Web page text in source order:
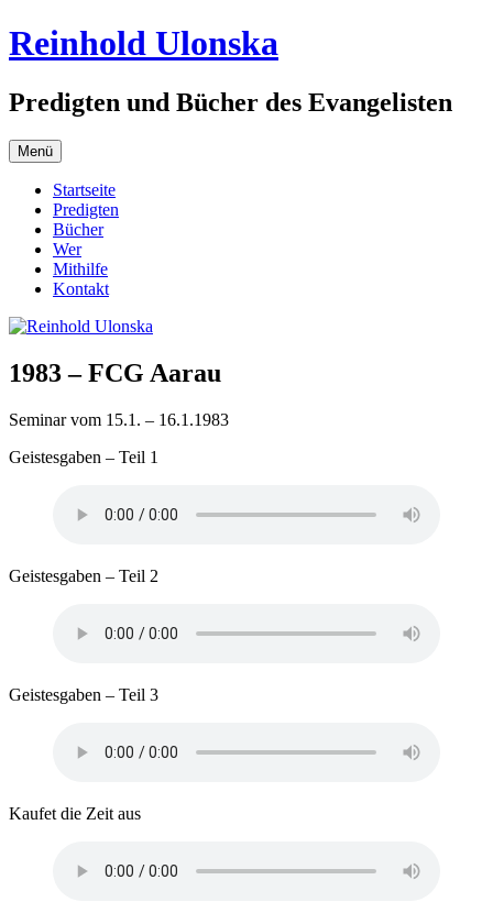
Zum
Inhalt
Reinhold Ulonska
Predigten und Bücher des Evangelisten
Menü
Startseite
Predigten
Bücher
Wer
Mithilfe
Kontakt
1983 – FCG Aarau
Seminar vom 15.1. – 16.1.1983
Geistesgaben – Teil 1
Geistesgaben – Teil 2
Geistesgaben – Teil 3
Kaufet die Zeit aus